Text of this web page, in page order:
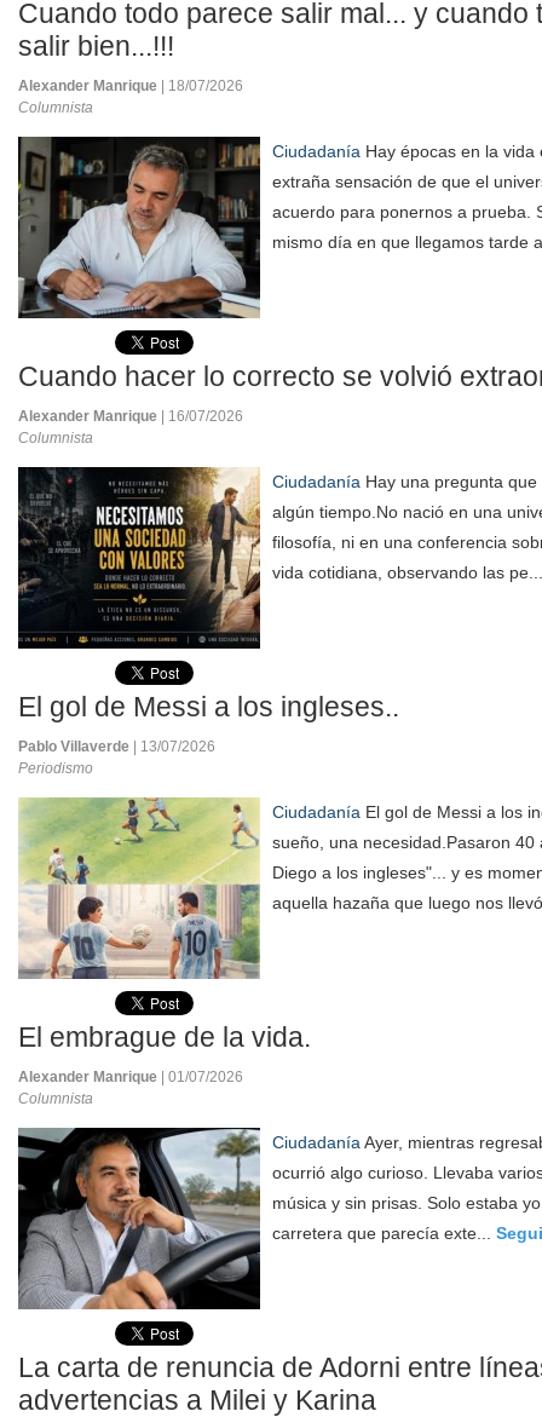
Cuando todo parece salir mal... y cuando
salir bien...!!!
Alexander Manrique
| 18/07/2026
Columnista
Ciudadanía Hay épocas en la
extraña sensación de que el
acuerdo para ponernos a prueba.
mismo día en que llegamos tarde
Cuando hacer lo correcto se volvió
Alexander Manrique
| 16/07/2026
Columnista
Ciudadanía Hay una pregunta
algún tiempo.No nació en una
filosofía, ni en una conferencia
vida cotidiana, observando las
El gol de Messi a los ingleses..
Pablo Villaverde
| 13/07/2026
Periodismo
Ciudadanía El gol de Messi a los
sueño, una necesidad.Pasaron 40
Diego a los ingleses"... y es
aquella hazaña que luego nos
El embrague de la vida.
Alexander Manrique
| 01/07/2026
Columnista
Ciudadanía Ayer, mientras
ocurrió algo curioso. Llevaba
música y sin prisas. Solo estaba
carretera que parecía exte...
La carta de renuncia de Adorni entre
advertencias a Milei y Karina